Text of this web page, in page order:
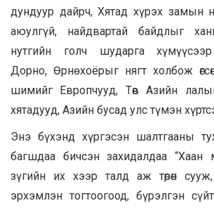
дундуур дайрч, Хятад хүрэх замын
аюулгүй, найдвартай байдлыг
нутгийн голч шударга хүмүүсээр
Дорно, Өрнө хоёрыг нягт холбож
шимийг Европчууд, Төв Азийн
хятадууд, Азийн бусад улс түмэн
Энэ бүхэнд хүргэсэн шалтгааны
багшдаа бичсэн захидалдаа
зүгийн их хээр талд аж төрөн
эрхэмлэн тогтоогоод, бүрэлгэн